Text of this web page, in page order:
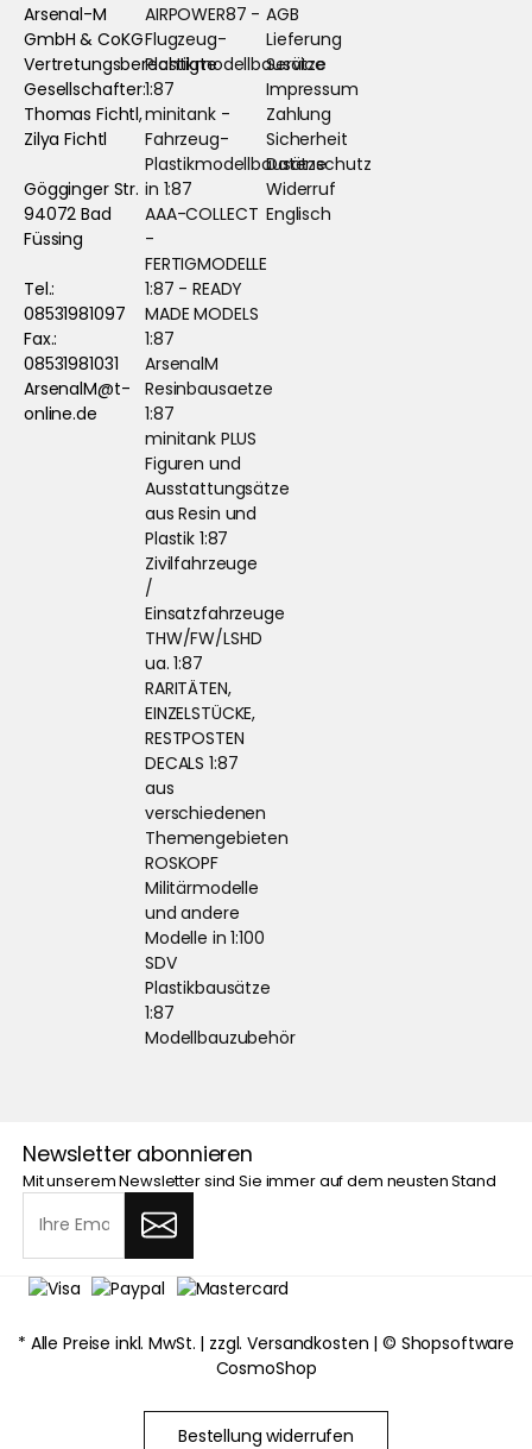
Arsenal-M
GmbH & CoKG
Vertretungsberechtigte
Gesellschafter:
Thomas Fichtl,
Zilya Fichtl
Gögginger Str.
94072 Bad
Füssing
Tel.:
08531981097
Fax.:
08531981031
ArsenalM@t-
online.de
AIRPOWER87 -
Flugzeug-
Plastikmodellbausätze
1:87
minitank -
Fahrzeug-
Plastikmodellbausätze
in 1:87
AAA-COLLECT
-
FERTIGMODELLE
1:87 - READY
MADE MODELS
1:87
ArsenalM
Resinbausaetze
1:87
minitank PLUS
Figuren und
Ausstattungsätze
aus Resin und
Plastik 1:87
Zivilfahrzeuge
/
Einsatzfahrzeuge
THW/FW/LSHD
ua. 1:87
RARITÄTEN,
EINZELSTÜCKE,
RESTPOSTEN
DECALS 1:87
aus
verschiedenen
Themengebieten
ROSKOPF
Militärmodelle
und andere
Modelle in 1:100
SDV
Plastikbausätze
1:87
Modellbauzubehör
AGB
Lieferung
Service
Impressum
Zahlung
Sicherheit
Datenschutz
Widerruf
Englisch
Newsletter abonnieren
Mit unserem Newsletter sind Sie immer auf dem neusten Stand
* Alle Preise inkl. MwSt. | zzgl. Versandkosten | © Shopsoftware
CosmoShop
Bestellung widerrufen